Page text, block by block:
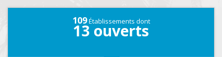
109Établissements dont
13 ouverts